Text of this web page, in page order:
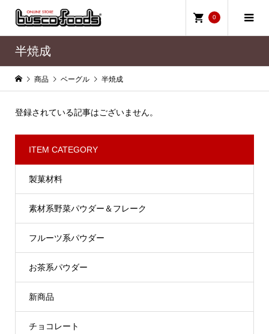
0
半焼成
商品 ベーグル 半焼成
登録されている記事はございません。
ITEM CATEGORY
製菓材料
素材系野菜パウダー＆フレーク
フルーツ系パウダー
お茶系パウダー
新商品
チョコレート